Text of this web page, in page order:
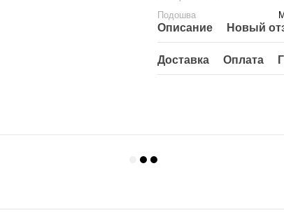
Подошва
Описание Новый
Доставка Оплата